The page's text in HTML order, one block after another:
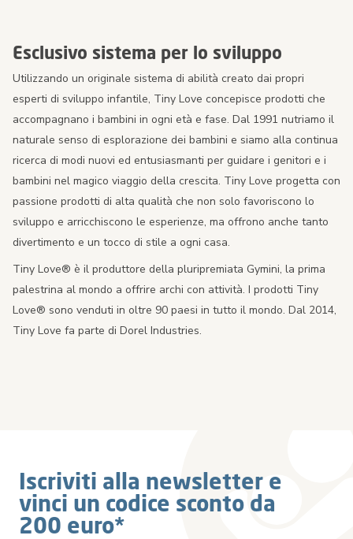
Esclusivo sistema per lo sviluppo
Utilizzando un originale sistema di abilità creato dai propri
esperti di sviluppo infantile, Tiny Love concepisce prodotti che
accompagnano i bambini in ogni età e fase. Dal 1991 nutriamo il
naturale senso di esplorazione dei bambini e siamo alla continua
ricerca di modi nuovi ed entusiasmanti per guidare i genitori e i
bambini nel magico viaggio della crescita. Tiny Love progetta con
passione prodotti di alta qualità che non solo favoriscono lo
sviluppo e arricchiscono le esperienze, ma offrono anche tanto
divertimento e un tocco di stile a ogni casa.
Tiny Love® è il produttore della pluripremiata Gymini, la prima
palestrina al mondo a offrire archi con attività. I prodotti Tiny
Love® sono venduti in oltre 90 paesi in tutto il mondo. Dal 2014,
Tiny Love fa parte di Dorel Industries.
Iscriviti alla newsletter e
vinci un codice sconto da
200 euro*